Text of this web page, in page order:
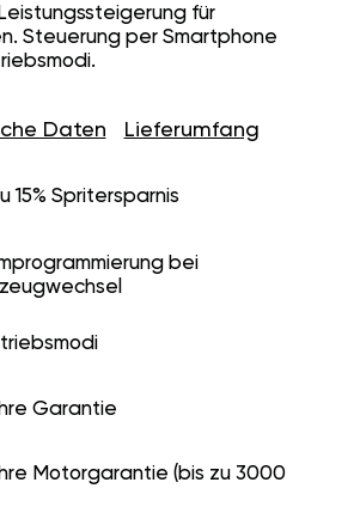
für
Steuerung per Smartphone
Daten Lieferumfang
15% Spritersparnis
bei
Garantie
Motorgarantie (bis zu 3000